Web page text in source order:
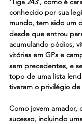
conhecido por sua
mundo, tem sido um
desde que entrou
acumulando pódios,
vitórias em GPs e
sem precedentes, e
topo de uma lista
tiveram o privilégio
Como jovem amador,
sucesso, incluindo